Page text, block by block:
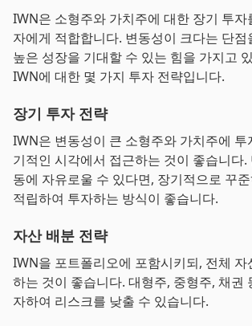
IWN은 소형주와 가치주에 대한 장기 투
자에게 적합합니다. 변동성이 크다는 단
높은 성장을 기대할 수 있는 힘을 가지고
IWN에 대한 몇 가지 투자 전략입니다.
장기 투자 전략
IWN은 변동성이 큰 소형주와 가치주에
기적인 시각에서 접근하는 것이 좋습니다.
동에 자유로울 수 있다면, 장기적으로 꾸
적립하여 투자하는 방식이 좋습니다.
자산 배분 전략
IWN을 포트폴리오에 포함시키되, 전체 자
하는 것이 좋습니다. 대형주, 중형주, 채권
자하여 리스크를 낮출 수 있습니다.